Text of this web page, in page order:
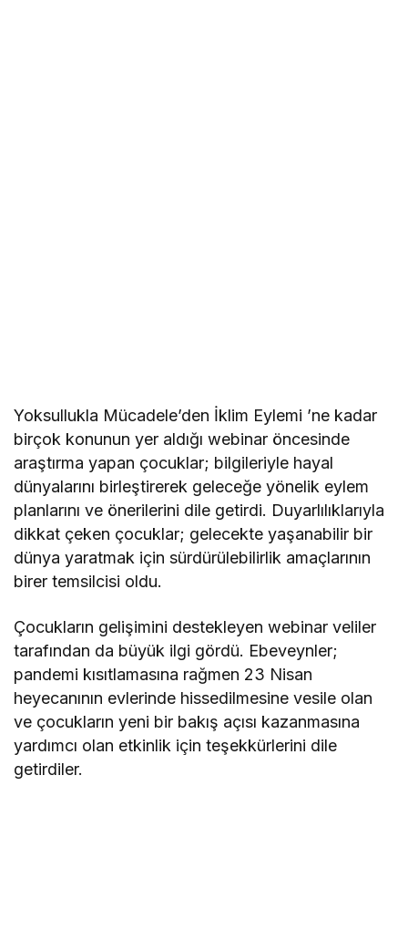
Yoksullukla Mücadele’den İklim Eylemi ’ne kadar
birçok konunun yer aldığı webinar öncesinde
araştırma yapan çocuklar; bilgileriyle hayal
dünyalarını birleştirerek geleceğe yönelik eylem
planlarını ve önerilerini dile getirdi. Duyarlılıklarıyla
dikkat çeken çocuklar; gelecekte yaşanabilir bir
dünya yaratmak için sürdürülebilirlik amaçlarının
birer temsilcisi oldu.
Çocukların gelişimini destekleyen webinar veliler
tarafından da büyük ilgi gördü. Ebeveynler;
pandemi kısıtlamasına rağmen 23 Nisan
heyecanının evlerinde hissedilmesine vesile olan
ve çocukların yeni bir bakış açısı kazanmasına
yardımcı olan etkinlik için teşekkürlerini dile
getirdiler.